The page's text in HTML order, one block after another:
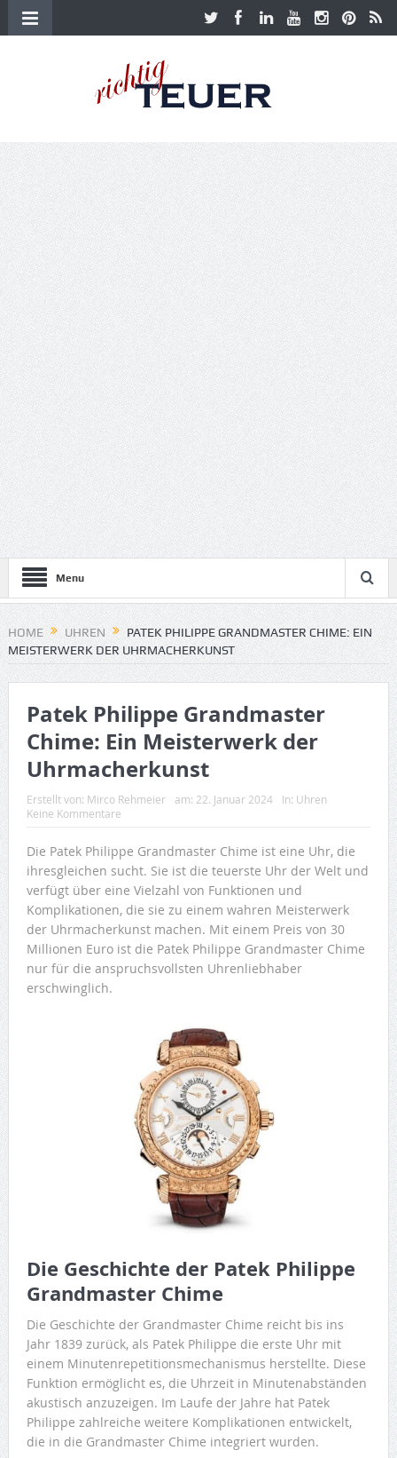
Menu
HOME UHREN
PATEK PHILIPPE GRANDMASTER CHIME: EIN
MEISTERWERK DER UHRMACHERKUNST
Patek Philippe Grandmaster
Chime: Ein Meisterwerk der
Uhrmacherkunst
Erstellt von: Mirco Rehmeier am: 22. Januar 2024 In: Uhren
Keine Kommentare
Die Patek Philippe Grandmaster Chime ist eine Uhr, die
ihresgleichen sucht. Sie ist die teuerste Uhr der Welt und
verfügt über eine Vielzahl von Funktionen und
Komplikationen, die sie zu einem wahren Meisterwerk
der Uhrmacherkunst machen. Mit einem Preis von 30
Millionen Euro ist die Patek Philippe Grandmaster Chime
nur für die anspruchsvollsten Uhrenliebhaber
erschwinglich.
Die Geschichte der Patek Philippe
Grandmaster Chime
Die Geschichte der Grandmaster Chime reicht bis ins
Jahr 1839 zurück, als Patek Philippe die erste Uhr mit
einem Minutenrepetitionsmechanismus herstellte. Diese
Funktion ermöglicht es, die Uhrzeit in Minutenabständen
akustisch anzuzeigen. Im Laufe der Jahre hat Patek
Philippe zahlreiche weitere Komplikationen entwickelt,
die in die Grandmaster Chime integriert wurden.